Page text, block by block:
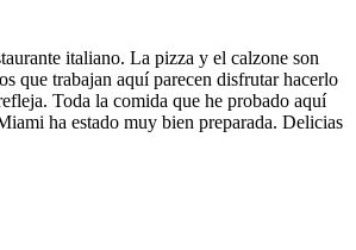
italiano. La pizza y el calzone son
que trabajan aquí parecen disfrutar hacerlo
Toda la comida que he probado aquí
ha estado muy bien preparada. Delicias